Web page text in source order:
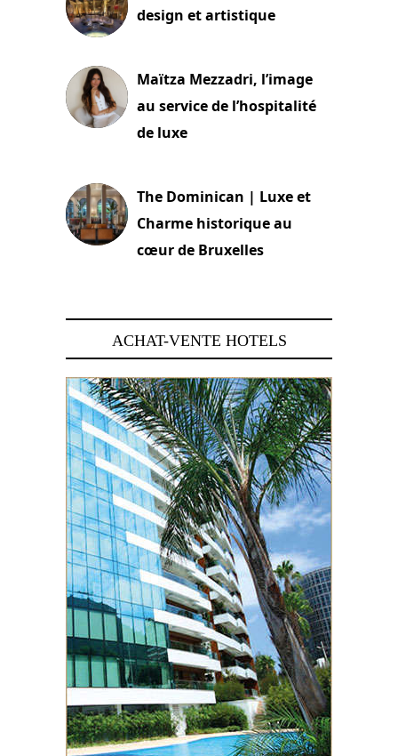
design et artistique
Maïtza Mezzadri, l’image
au service de l’hospitalité
de luxe
The Dominican | Luxe et
Charme historique au
cœur de Bruxelles
ACHAT-VENTE HOTELS